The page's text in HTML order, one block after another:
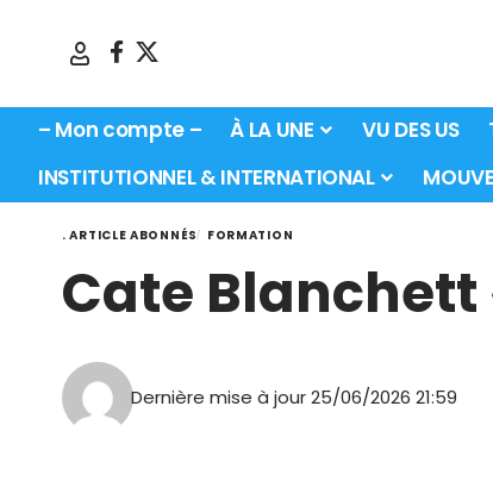
– Mon compte – À LA UNE VU DES US
INSTITUTIONNEL & INTERNATIONAL
. ARTICLE ABONNÉS FORMATION
Cate Blanchett
Dernière mise à jour 25/06/2026 21:59